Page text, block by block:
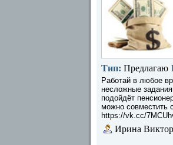
Тип: Предлагаю
Работай в любое
несложные
подойдёт
можно совместить
https://vk.cc/
Ирина